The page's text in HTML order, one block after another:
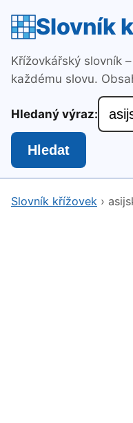
Slovník
Křížovkářský slovník
každému slovu.
Hledaný výraz:
Hledat
Slovník křížovek ›